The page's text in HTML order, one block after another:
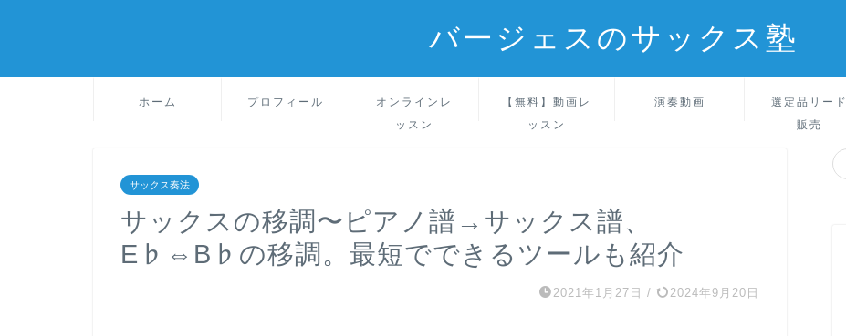
バージェスのサックス塾
ホーム プロフィール
オンラインレ
ッスン
【無料】動画レ
ッスン
演奏動画
選定品リード
販売
サックス奏法
サックスの移調〜ピアノ譜→サックス譜、
E♭⇔B♭の移調。最短でできるツールも紹介
2021年1月27日 / 2024年9月20日